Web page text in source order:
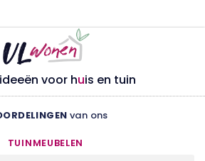
voor huis en tuin
van ons
TUINMEUBELEN